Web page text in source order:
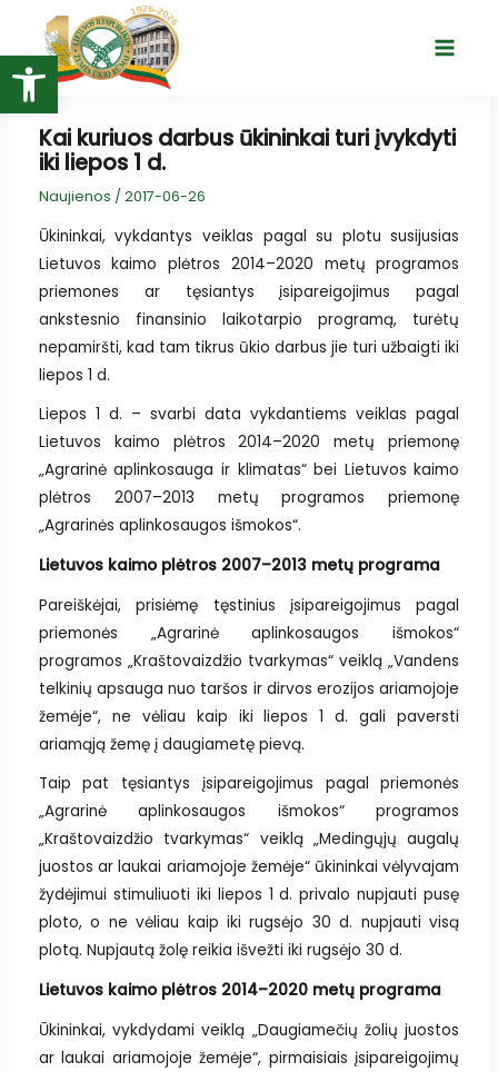
Open toolbar
turinio
Main
Kai kuriuos darbus ūkininkai turi įvykdyti
iki liepos 1 d.
Naujienos / 2017-06-26
Ūkininkai, vykdantys veiklas pagal su plotu susijusias
Lietuvos kaimo plėtros 2014–2020 metų programos
priemones ar tęsiantys įsipareigojimus pagal
ankstesnio finansinio laikotarpio programą, turėtų
nepamiršti, kad tam tikrus ūkio darbus jie turi užbaigti iki
liepos 1 d.
Liepos 1 d. – svarbi data vykdantiems veiklas pagal
Lietuvos kaimo plėtros 2014–2020 metų priemonę
„Agrarinė aplinkosauga ir klimatas“ bei Lietuvos kaimo
plėtros 2007–2013 metų programos priemonę
„Agrarinės aplinkosaugos išmokos“.
Lietuvos kaimo plėtros 2007–2013 metų programa
Pareiškėjai, prisiėmę tęstinius įsipareigojimus pagal
priemonės „Agrarinė aplinkosaugos išmokos“
programos „Kraštovaizdžio tvarkymas“ veiklą „Vandens
telkinių apsauga nuo taršos ir dirvos erozijos ariamojoje
žemėje“, ne vėliau kaip iki liepos 1 d. gali paversti
ariamąją žemę į daugiametę pievą.
Taip pat tęsiantys įsipareigojimus pagal priemonės
„Agrarinė aplinkosaugos išmokos“ programos
„Kraštovaizdžio tvarkymas“ veiklą „Medingųjų augalų
juostos ar laukai ariamojoje žemėje“ ūkininkai vėlyvajam
žydėjimui stimuliuoti iki liepos 1 d. privalo nupjauti pusę
ploto, o ne vėliau kaip iki rugsėjo 30 d. nupjauti visą
plotą. Nupjautą žolę reikia išvežti iki rugsėjo 30 d.
Lietuvos kaimo plėtros 2014–2020 metų programa
Ūkininkai, vykdydami veiklą „Daugiamečių žolių juostos
ar laukai ariamojoje žemėje“, pirmaisiais įsipareigojimų